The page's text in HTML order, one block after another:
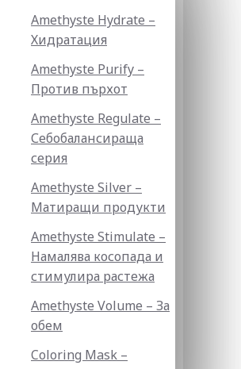
Amethyste Hydrate –
Хидратация
Amethyste Purify –
Против пърхот
Amethyste Regulate –
Себобалансираща
серия
Amethyste Silver –
Матиращи продукти
Amethyste Stimulate –
Намалява косопада и
стимулира растежа
Amethyste Volume – За
обем
Coloring Mask –